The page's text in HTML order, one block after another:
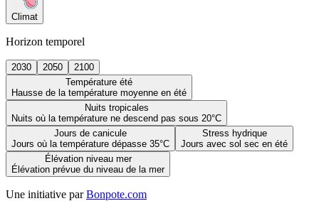
Climat
Horizon temporel
2030 2050
2100
Température été
Hausse de la température moyenne en été
Nuits tropicales
Nuits où la température ne descend pas sous 20°C
Jours de canicule
Jours où la température dépasse 35°C
Stress hydrique
Jours avec sol sec en été
Élévation niveau mer
Élévation prévue du niveau de la mer
Une initiative par Bonpote.com